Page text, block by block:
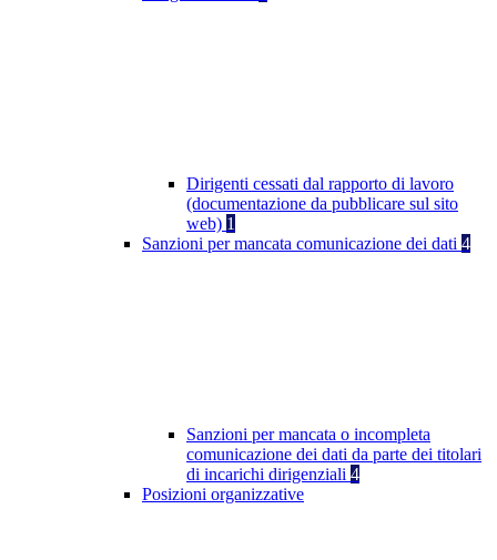
Dirigenti cessati dal rapporto di lavoro
(documentazione da pubblicare sul sito
web) 1
Sanzioni per mancata comunicazione dei dati 4
Sanzioni per mancata o incompleta
comunicazione dei dati da parte dei titolari
di incarichi dirigenziali 4
Posizioni organizzative